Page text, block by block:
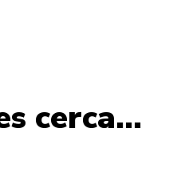
cerca...